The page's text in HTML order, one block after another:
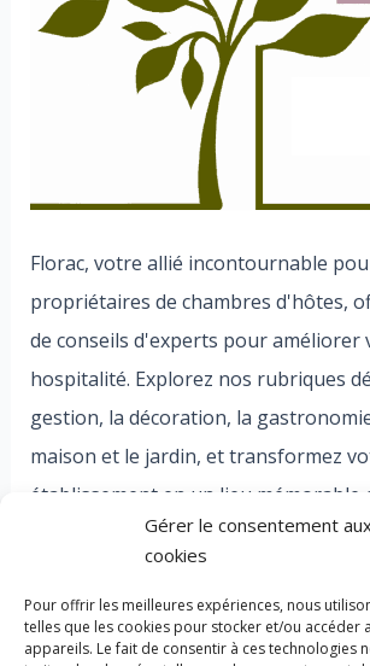
Gérer le consentement
cookies
Pour offrir les meilleures expériences, nous
telles que les cookies pour stocker et/ou accéder
appareils. Le fait de consentir à ces technologies
Florac, votre allié incontournable
propriétaires de chambres d'hôtes,
de conseils d'experts pour améliorer
hospitalité. Explorez nos rubriques
gestion, la décoration, la
maison et le jardin, et transformez
établissement en un lieu mémorable
Bienvenue dans l'univers Florac, où